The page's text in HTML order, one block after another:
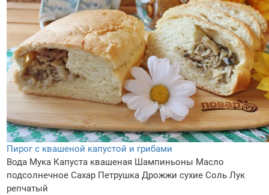
Пирог с квашеной капустой и грибами
Вода Мука Капуста квашеная Шампиньоны Масло
подсолнечное Сахар Петрушка Дрожжи сухие Соль Лук
репчатый